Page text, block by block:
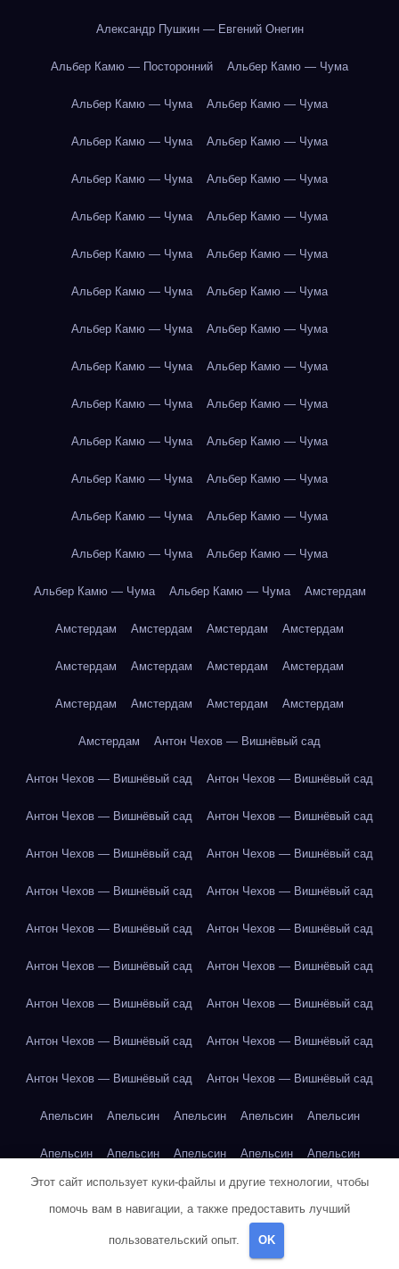
Александр Пушкин — Евгений Онегин
Альбер Камю — Посторонний Альбер Камю — Чума
Альбер Камю — Чума Альбер Камю — Чума
Альбер Камю — Чума Альбер Камю — Чума
Альбер Камю — Чума Альбер Камю — Чума
Альбер Камю — Чума Альбер Камю — Чума
Альбер Камю — Чума Альбер Камю — Чума
Альбер Камю — Чума Альбер Камю — Чума
Альбер Камю — Чума Альбер Камю — Чума
Альбер Камю — Чума Альбер Камю — Чума
Альбер Камю — Чума Альбер Камю — Чума
Альбер Камю — Чума Альбер Камю — Чума
Альбер Камю — Чума Альбер Камю — Чума
Альбер Камю — Чума Альбер Камю — Чума
Альбер Камю — Чума Альбер Камю — Чума
Альбер Камю — Чума Альбер Камю — Чума Амстердам
Амстердам Амстердам Амстердам Амстердам
Амстердам Амстердам Амстердам Амстердам
Амстердам Амстердам Амстердам Амстердам
Амстердам Антон Чехов — Вишнёвый сад
Антон Чехов — Вишнёвый сад Антон Чехов — Вишнёвый сад
Антон Чехов — Вишнёвый сад Антон Чехов — Вишнёвый сад
Антон Чехов — Вишнёвый сад Антон Чехов — Вишнёвый сад
Антон Чехов — Вишнёвый сад Антон Чехов — Вишнёвый сад
Антон Чехов — Вишнёвый сад Антон Чехов — Вишнёвый сад
Антон Чехов — Вишнёвый сад Антон Чехов — Вишнёвый сад
Антон Чехов — Вишнёвый сад Антон Чехов — Вишнёвый сад
Антон Чехов — Вишнёвый сад Антон Чехов — Вишнёвый сад
Антон Чехов — Вишнёвый сад Антон Чехов — Вишнёвый сад
Апельсин Апельсин Апельсин Апельсин Апельсин
Апельсин Апельсин Апельсин Апельсин Апельсин
Апельсин Апельсин Апельсин Апельсин Апельсин
Арбуз
Этот сайт использует куки-файлы и другие технологии, чтобы
помочь вам в навигации, а также предоставить лучший
пользовательский опыт. OK